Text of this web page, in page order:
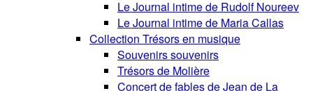
Le Journal intime de Rudolf Noureev
Le Journal intime de Maria Callas
Collection Trésors en musique
Souvenirs souvenirs
Trésors de Molière
Concert de fables de Jean de La